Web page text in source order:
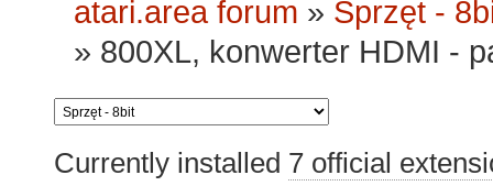
atari.area forum » Sprzęt -
» 800XL, konwerter HDMI -
Currently installed 7 official